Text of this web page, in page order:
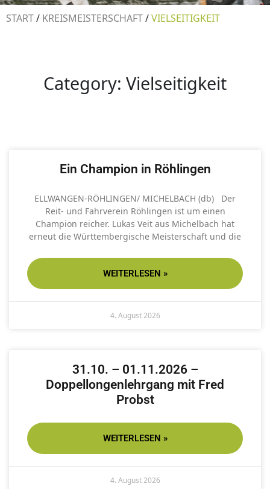
START/ KREISMEISTERSCHAFT/VIELSEITIGKEIT
Category: Vielseitigkeit
Ein Champion in Röhlingen
ELLWANGEN-RÖHLINGEN/ MICHELBACH (db) Der
Reit- und Fahrverein Röhlingen ist um einen
Champion reicher. Lukas Veit aus Michelbach hat
erneut die Württembergische Meisterschaft und die
WEITERLESEN »
4. August 2026
31.10. – 01.11.2026 –
Doppellongenlehrgang mit Fred
Probst
WEITERLESEN »
4. August 2026